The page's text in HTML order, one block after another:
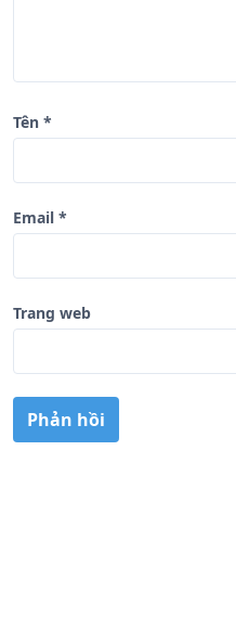
Tên *
Email *
Trang web